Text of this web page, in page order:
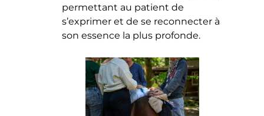
permettant au patient de
s’exprimer et de se reconnecter à
son essence la plus profonde.